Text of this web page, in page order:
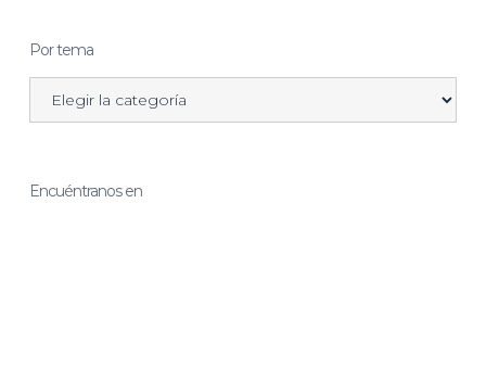
Por tema
Encuéntranos en